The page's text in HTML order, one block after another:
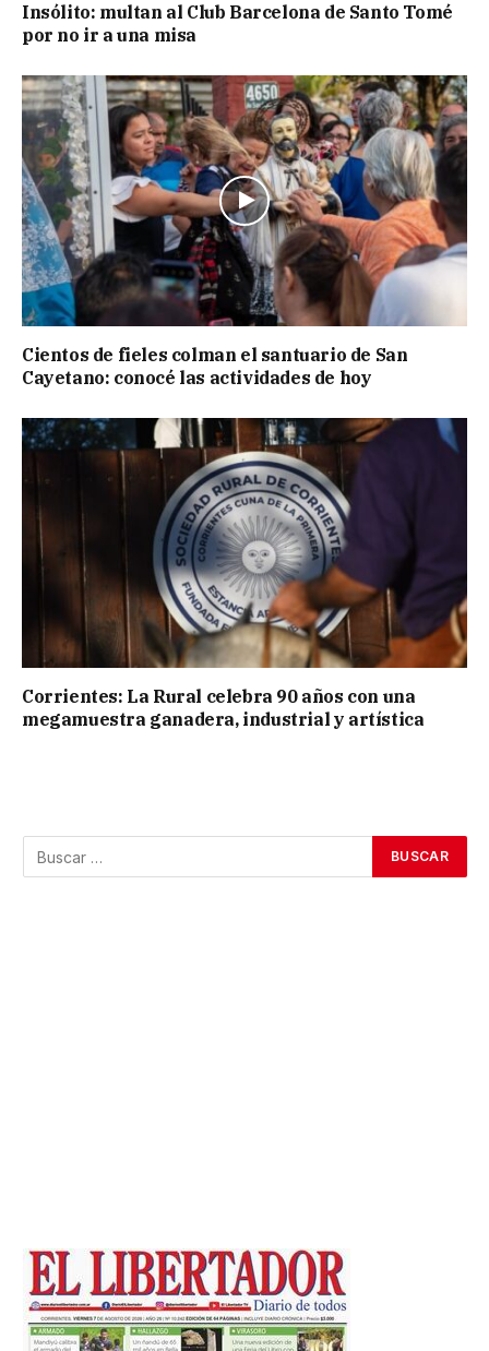
Insólito: multan al Club Barcelona de Santo Tomé
por no ir a una misa
Cientos de fieles colman el santuario de San
Cayetano: conocé las actividades de hoy
Corrientes: La Rural celebra 90 años con una
megamuestra ganadera, industrial y artística